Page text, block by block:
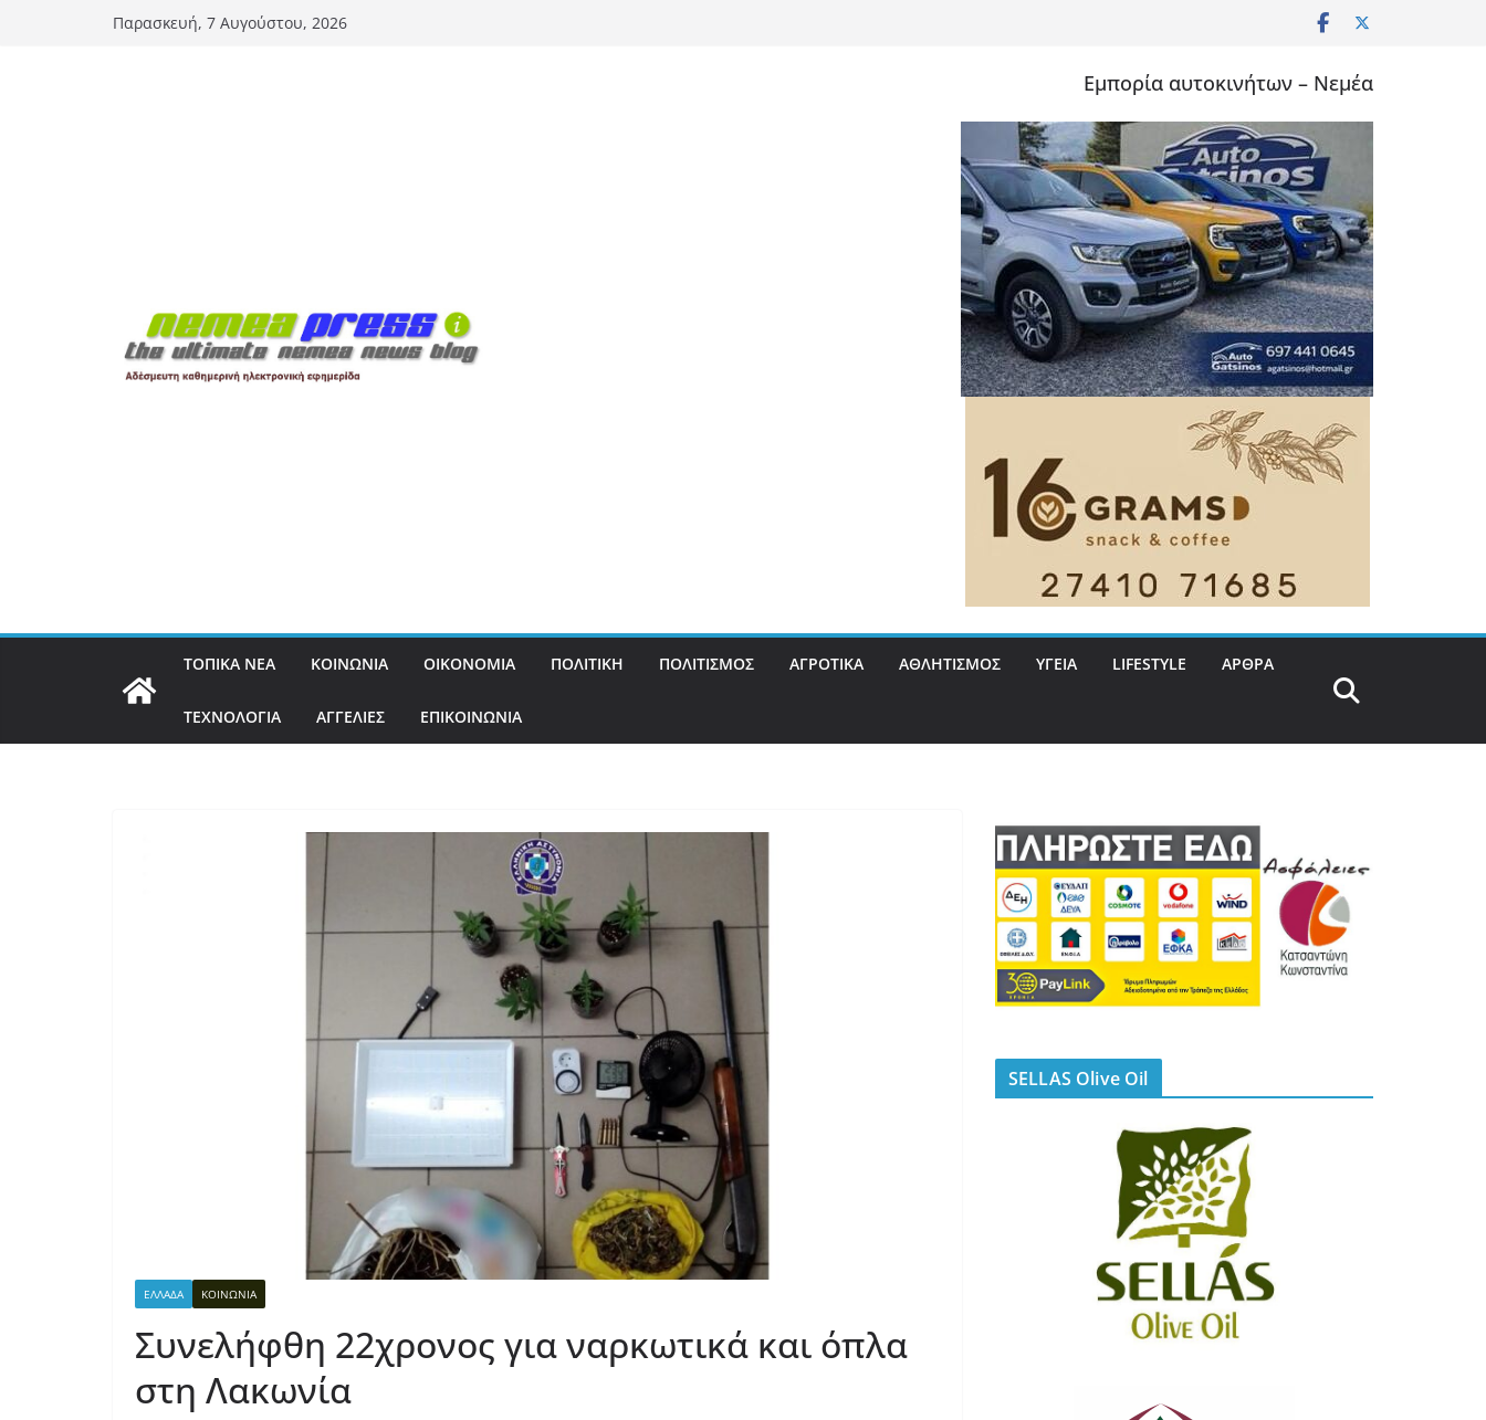
Παρασκευή, 7 Αυγούστου, 2026
Εμπορία αυτοκινήτων – Νεμέα
ΤΟΠΙΚΑ ΝΕΑ ΚΟΙΝΩΝΙΑ ΟΙΚΟΝΟΜΙΑ ΠΟΛΙΤΙΚΗ ΠΟΛΙΤΙΣΜΟΣ ΑΓΡΟΤΙΚΑ ΑΘΛΗΤΙΣΜΟΣ ΥΓΕΙΑ LIFESTYLE ΑΡΘΡΑ
ΤΕΧΝΟΛΟΓΙΑ ΑΓΓΕΛΙΕΣ ΕΠΙΚΟΙΝΩΝΙΑ
ΕΛΛΑΔΑ ΚΟΙΝΩΝΙΑ
Συνελήφθη 22χρονος για ναρκωτικά και όπλα
στη Λακωνία
SELLAS Olive Oil